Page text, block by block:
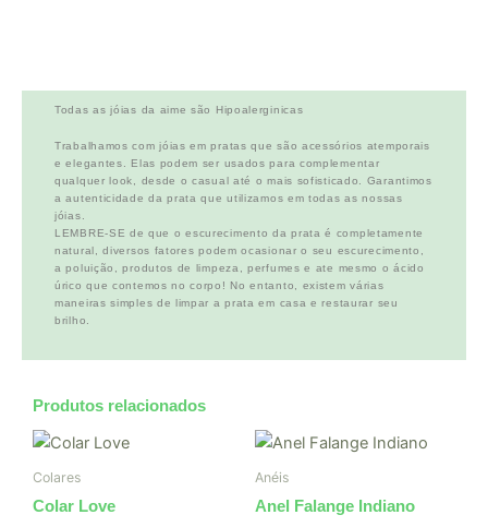
Todas as jóias da aime são Hipoalerginicas
Trabalhamos com jóias em pratas que são acessórios atemporais
e elegantes. Elas podem ser usados para complementar
qualquer look, desde o casual até o mais sofisticado. Garantimos
a autenticidade da prata que utilizamos em todas as nossas
jóias.
LEMBRE-SE de que o escurecimento da prata é completamente
natural, diversos fatores podem ocasionar o seu escurecimento,
a poluição, produtos de limpeza, perfumes e ate mesmo o ácido
úrico que contemos no corpo! No entanto, existem várias
maneiras simples de limpar a prata em casa e restaurar seu
brilho.
Produtos relacionados
Colares
Colar Love
Anéis
Anel Falange Indiano